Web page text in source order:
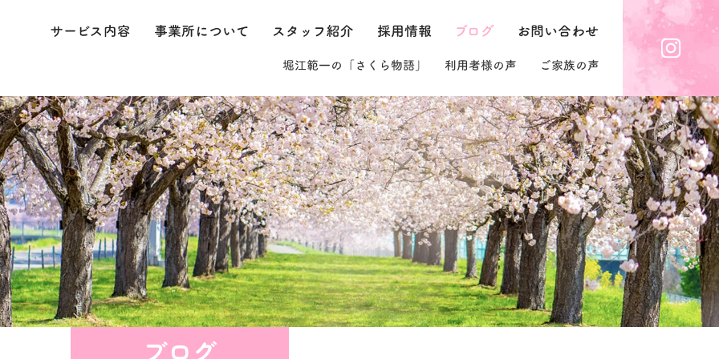
サービス内容 事業所について スタッフ紹介 採用情報 ブログ
お問い合わせ
堀江範一の「さくら物語」
利用者様の声 ご家族の声
ブログ